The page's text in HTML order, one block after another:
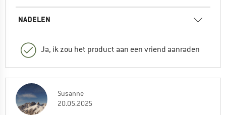
NADELEN
Ja, ik zou het product aan een vriend aanraden
Susanne
20.05.2025